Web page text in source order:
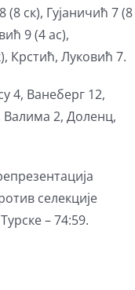
ск), Гујаничић 7 (8
9 (4 ас),
Крстић, Луковић 7.
4, Ванеберг 12,
2, Доленц,
селекције
– 74:59.